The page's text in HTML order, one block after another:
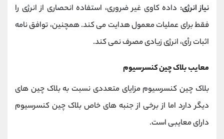
نیاز انرژی: داده کاوی غیر ضروری، استفاده انحصاری از انرژی را
فقط برای عملیات معمول هدایت می کند. همچنین، توافق نامه
اثبات رأی، انرژی زیادی مصرف نمی کند.
معایب بلاک چین کنسرسیوم
بلاک چین کنسرسیوم مزایای متعددی نسبت به بلاک چین های
دیگر دارد اما از برخی از جنبه های خاص بلاک چین کنسرسیوم
دارای معایبی است.